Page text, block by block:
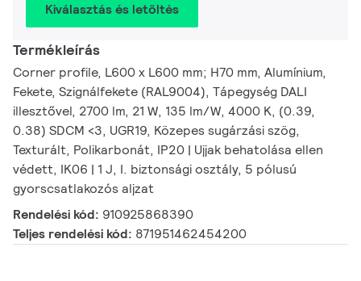
Kiválasztás és letöltés
Termékleírás
Corner profile, L600 x L600 mm; H70 mm, Alumínium,
Fekete, Szignálfekete (RAL9004), Tápegység DALI
illesztővel, 2700 lm, 21 W, 135 lm/W, 4000 K, (0.39,
0.38) SDCM <3, UGR19, Közepes sugárzási szög,
Texturált, Polikarbonát, IP20 | Ujjak behatolása ellen
védett, IK06 | 1 J, I. biztonsági osztály, 5 pólusú
gyorscsatlakozós aljzat
Rendelési kód: 910925868390
Teljes rendelési kód: 871951462454200